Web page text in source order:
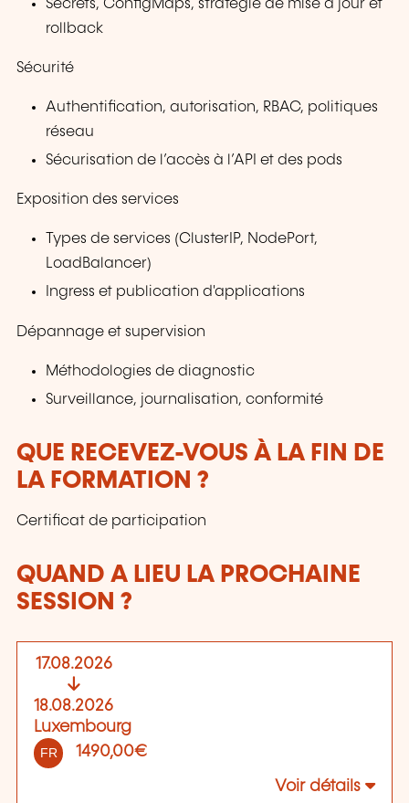
Secrets, ConfigMaps, stratégie de mise à jour et
rollback
Sécurité
Authentification, autorisation, RBAC, politiques
réseau
Sécurisation de l’accès à l’API et des pods
Exposition des services
Types de services (ClusterIP, NodePort,
LoadBalancer)
Ingress et publication d'applications
Dépannage et supervision
Méthodologies de diagnostic
Surveillance, journalisation, conformité
QUE RECEVEZ-VOUS À LA FIN DE
LA FORMATION ?
Certificat de participation
QUAND A LIEU LA PROCHAINE
SESSION ?
17.08.2026
18.08.2026
Luxembourg
FR 1490,00€
Voir détails